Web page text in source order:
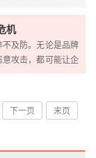
机
及防。无论是品牌
攻击，都可能让企
往蕴藏着转机
下一页 末页